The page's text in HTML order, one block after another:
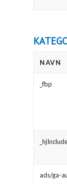
NAVN
_fbp
ads/ga-